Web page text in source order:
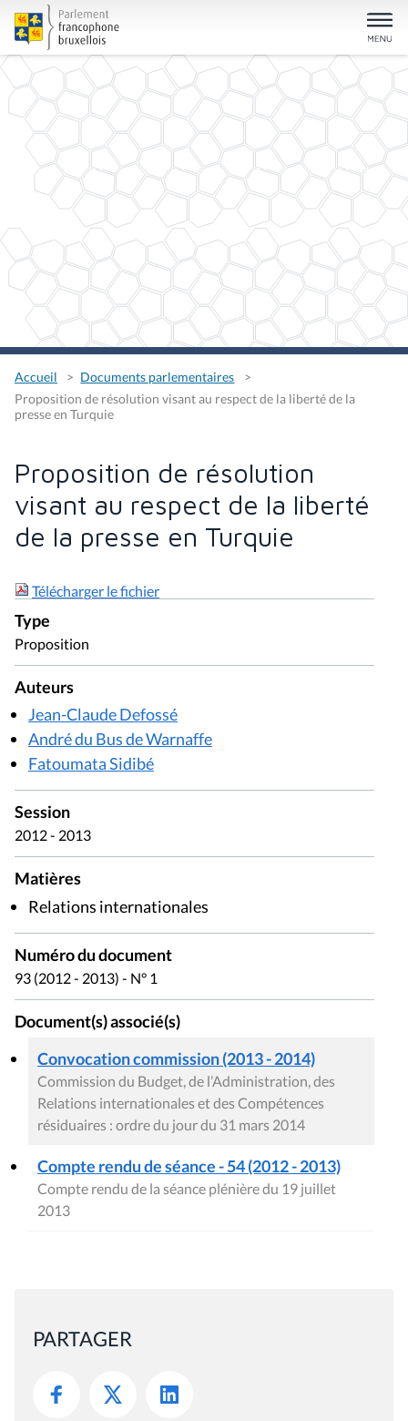
Accueil
Documents parlementaires
Proposition de résolution visant au respect de la liberté de la
presse en Turquie
Proposition de résolution
visant au respect de la liberté
de la presse en Turquie
Télécharger le fichier
Type
Proposition
Auteurs
Jean-Claude Defossé
André du Bus de Warnaffe
Fatoumata Sidibé
Session
2012 - 2013
Matières
Relations internationales
Numéro du document
93 (2012 - 2013) - N° 1
Document(s) associé(s)
Convocation commission (2013 - 2014)
Commission du Budget, de l’Administration, des
Relations internationales et des Compétences
résiduaires : ordre du jour du 31 mars 2014
Compte rendu de séance - 54 (2012 - 2013)
Compte rendu de la séance plénière du 19 juillet
2013
PARTAGER